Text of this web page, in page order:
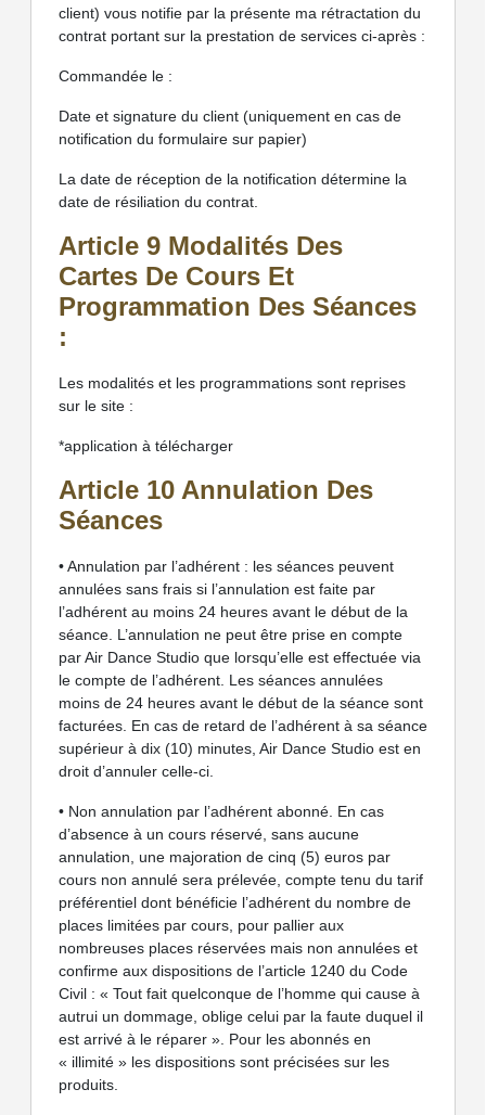
client) vous notifie par la présente ma rétractation du
contrat portant sur la prestation de services ci-après :
Commandée le :
Date et signature du client (uniquement en cas de
notification du formulaire sur papier)
La date de réception de la notification détermine la
date de résiliation du contrat.
Article 9 Modalités Des
Cartes De Cours Et
Programmation Des Séances
:
Les modalités et les programmations sont reprises
sur le site :
*application à télécharger
Article 10 Annulation Des
Séances
• Annulation par l’adhérent : les séances peuvent
annulées sans frais si l’annulation est faite par
l’adhérent au moins 24 heures avant le début de la
séance. L’annulation ne peut être prise en compte
par Air Dance Studio que lorsqu’elle est effectuée via
le compte de l’adhérent. Les séances annulées
moins de 24 heures avant le début de la séance sont
facturées. En cas de retard de l’adhérent à sa séance
supérieur à dix (10) minutes, Air Dance Studio est en
droit d’annuler celle-ci.
• Non annulation par l’adhérent abonné. En cas
d’absence à un cours réservé, sans aucune
annulation, une majoration de cinq (5) euros par
cours non annulé sera prélevée, compte tenu du tarif
préférentiel dont bénéficie l’adhérent du nombre de
places limitées par cours, pour pallier aux
nombreuses places réservées mais non annulées et
confirme aux dispositions de l’article 1240 du Code
Civil : « Tout fait quelconque de l’homme qui cause à
autrui un dommage, oblige celui par la faute duquel il
est arrivé à le réparer ». Pour les abonnés en
« illimité » les dispositions sont précisées sur les
produits.